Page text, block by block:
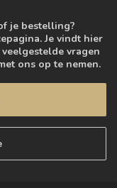
je bestelling?
Je vindt hier
vragen
ons op te nemen.